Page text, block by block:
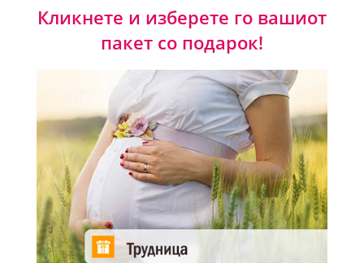
Кликнете и изберете го вашиот
пакет со подарок!